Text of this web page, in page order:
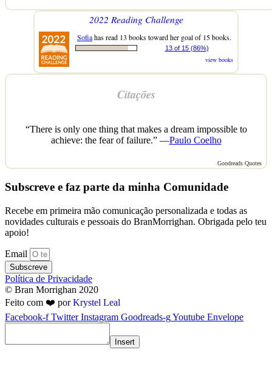
2022 Reading Challenge
Sofiahas read 13 books toward her goal of 15 books.
13 of 15 (86%)
view books
Citações
“There is only one thing that makes a dream impossible to
achieve: the fear of failure.” —Paulo Coelho
Goodreads Quotes
Subscreve e faz parte da minha Comunidade
Recebe em primeira mão comunicação personalizada e todas as
novidades culturais e pessoais do BranMorrighan. Obrigada pelo teu
apoio!
Email
Subscreve
Política de Privacidade
© Bran Morrighan 2020
Feito com ❤️ porKrystel Leal
Facebook-f Twitter Instagram Goodreads-gYoutube Envelope
Insert